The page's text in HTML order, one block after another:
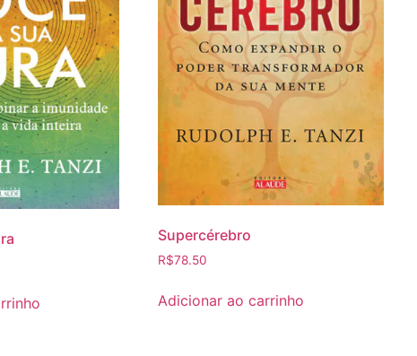
Supercérebro
R$78.50
Adicionar ao carrinho